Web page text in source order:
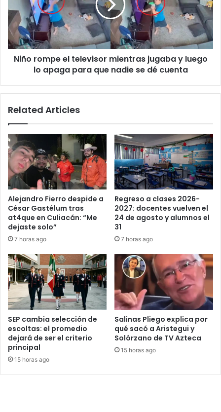
mientras
jugaba
y
luego
lo
apaga
nadie
dé
Niño rompe el televisor mientras jugaba y luego
lo apaga para que nadie se dé cuenta
Related Articles
Alejandro Fierro despide a
César Gastélum tras
at4que en Culiacán: “Me
dejaste solo”
7 horas ago
Regreso a clases 2026-
2027: docentes vuelven el
24 de agosto y alumnos el
31
7 horas ago
SEP cambia selección de
escoltas: el promedio
dejará de ser el criterio
principal
15 horas ago
Salinas Pliego explica por
qué sacó a Aristegui y
Solórzano de TV Azteca
15 horas ago